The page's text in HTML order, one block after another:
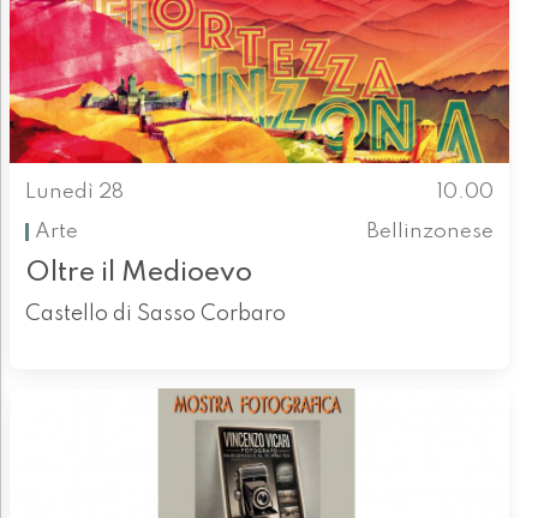
Lunedì 28
10.00
Arte
Bellinzonese
Oltre il Medioevo
Castello di Sasso Corbaro